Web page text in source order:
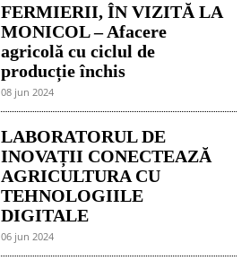
FERMIERII, ÎN VIZITĂ LA
MONICOL – Afacere
agricolă cu ciclul de
producție închis
08 jun 2024
LABORATORUL DE
INOVAȚII CONECTEAZĂ
AGRICULTURA CU
TEHNOLOGIILE
DIGITALE
06 jun 2024